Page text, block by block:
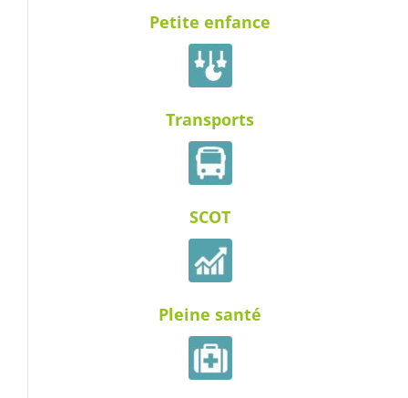
Petite enfance
Transports
SCOT
Pleine santé